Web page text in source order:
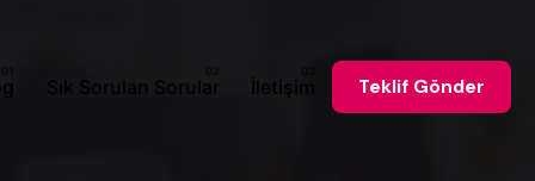
Sık Sorulan Sorular İletişim Teklif Gönder